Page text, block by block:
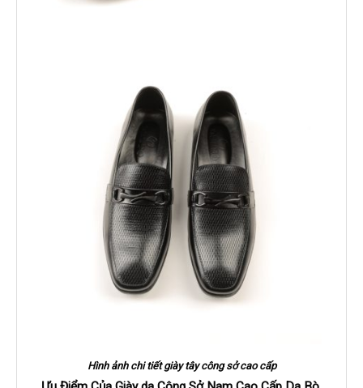
Hình ảnh chi tiết giày tây công sở cao cấp